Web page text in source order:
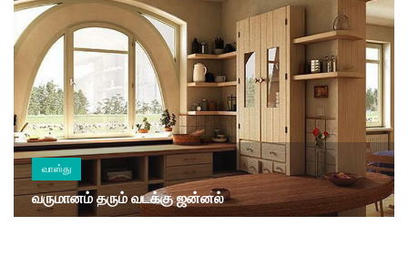
வாஸ்து
வருமானம் தரும் வடக்கு ஜன்னல்